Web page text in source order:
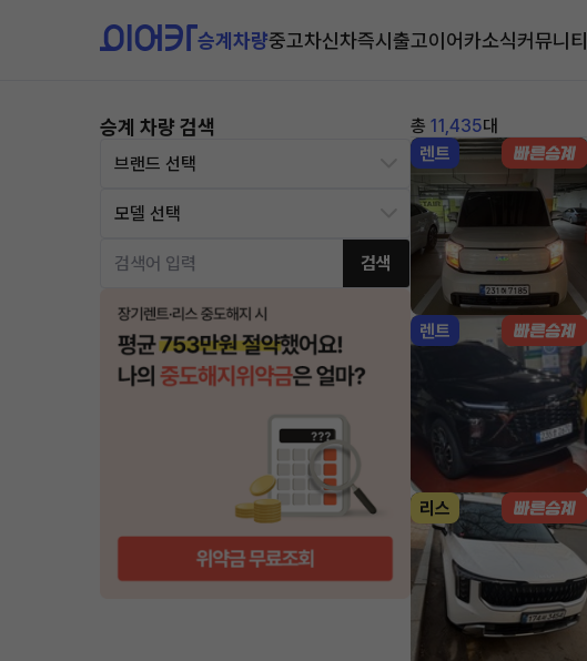
승계차량중고차신차즉시출고이어카소식커뮤니티
승계 차량 검색
검색
총 11,435대
렌트
렌트
리스